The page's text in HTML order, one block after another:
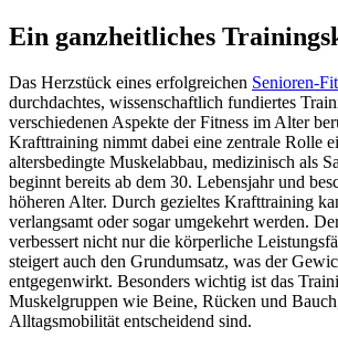
Ein ganzheitliches
Das Herzstück eines erfolgreichen Senioren-
durchdachtes, wissenschaftlich fundiertes
verschiedenen Aspekte der Fitness im Alter
Krafttraining nimmt dabei eine zentrale Rolle
altersbedingte Muskelabbau, medizinisch als
beginnt bereits ab dem 30. Lebensjahr und
höheren Alter. Durch gezieltes Krafttraining
verlangsamt oder sogar umgekehrt werden.
verbessert nicht nur die körperliche
steigert auch den Grundumsatz, was der
entgegenwirkt. Besonders wichtig ist das
Muskelgruppen wie Beine, Rücken und
Alltagsmobilität entscheidend sind.